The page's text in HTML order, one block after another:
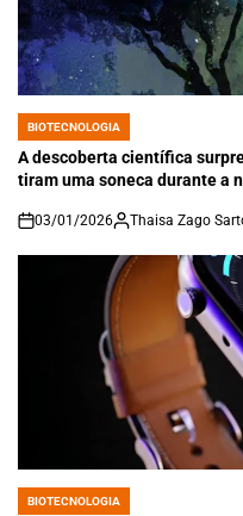
POSTED
IN
BIOTECNOLOGIA
A descoberta científica
tiram uma soneca durante a
on
03/01/2026 Thaisa Zago
POSTED
BIOTECNOLOGIA